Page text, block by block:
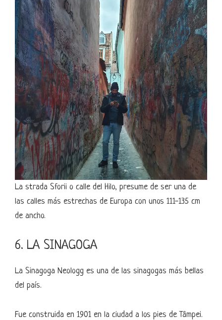
La strada Sforii o calle del Hilo, presume de ser una de
las calles más estrechas de Europa con unos 111-135 cm
de ancho.
6. LA SINAGOGA
La Sinagoga Neologg es una de las sinagogas más bellas
del país.
Fue construida en 1901 en la ciudad a los pies de Tâmpei.